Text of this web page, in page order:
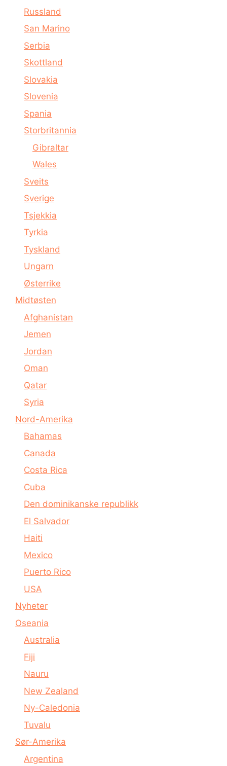
Russland
San Marino
Serbia
Skottland
Slovakia
Slovenia
Spania
Storbritannia
Gibraltar
Wales
Sveits
Sverige
Tsjekkia
Tyrkia
Tyskland
Ungarn
Østerrike
Midtøsten
Afghanistan
Jemen
Jordan
Oman
Qatar
Syria
Nord-Amerika
Bahamas
Canada
Costa Rica
Cuba
Den dominikanske republikk
El Salvador
Haiti
Mexico
Puerto Rico
USA
Nyheter
Oseania
Australia
Fiji
Nauru
New Zealand
Ny-Caledonia
Tuvalu
Sør-Amerika
Argentina